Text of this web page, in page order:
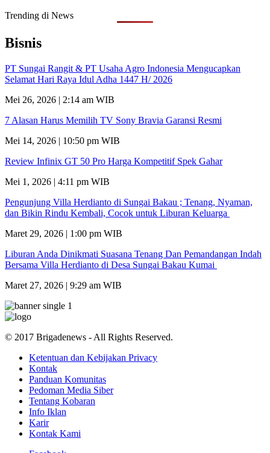
Trending di News
Bisnis
PT Sungai Rangit & PT Usaha Agro Indonesia Mengucapkan
Selamat Hari Raya Idul Adha 1447 H/ 2026
Mei 26, 2026 | 2:14 am WIB
7 Alasan Harus Memilih TV Sony Bravia Garansi Resmi
Mei 14, 2026 | 10:50 pm WIB
Review Infinix GT 50 Pro Harga Kompetitif Spek Gahar
Mei 1, 2026 | 4:11 pm WIB
Pengunjung Villa Herdianto di Sungai Bakau ; Tenang, Nyaman,
dan Bikin Rindu Kembali, Cocok untuk Liburan Keluarga
Maret 29, 2026 | 1:00 pm WIB
Liburan Anda Dinikmati Suasana Tenang Dan Pemandangan Indah
Bersama Villa Herdianto di Desa Sungai Bakau Kumai
Maret 27, 2026 | 9:29 am WIB
© 2017 Brigadenews - All Rights Reserved.
Ketentuan dan Kebijakan Privacy
Kontak
Panduan Komunitas
Pedoman Media Siber
Tentang Kobaran
Info Iklan
Karir
Kontak Kami